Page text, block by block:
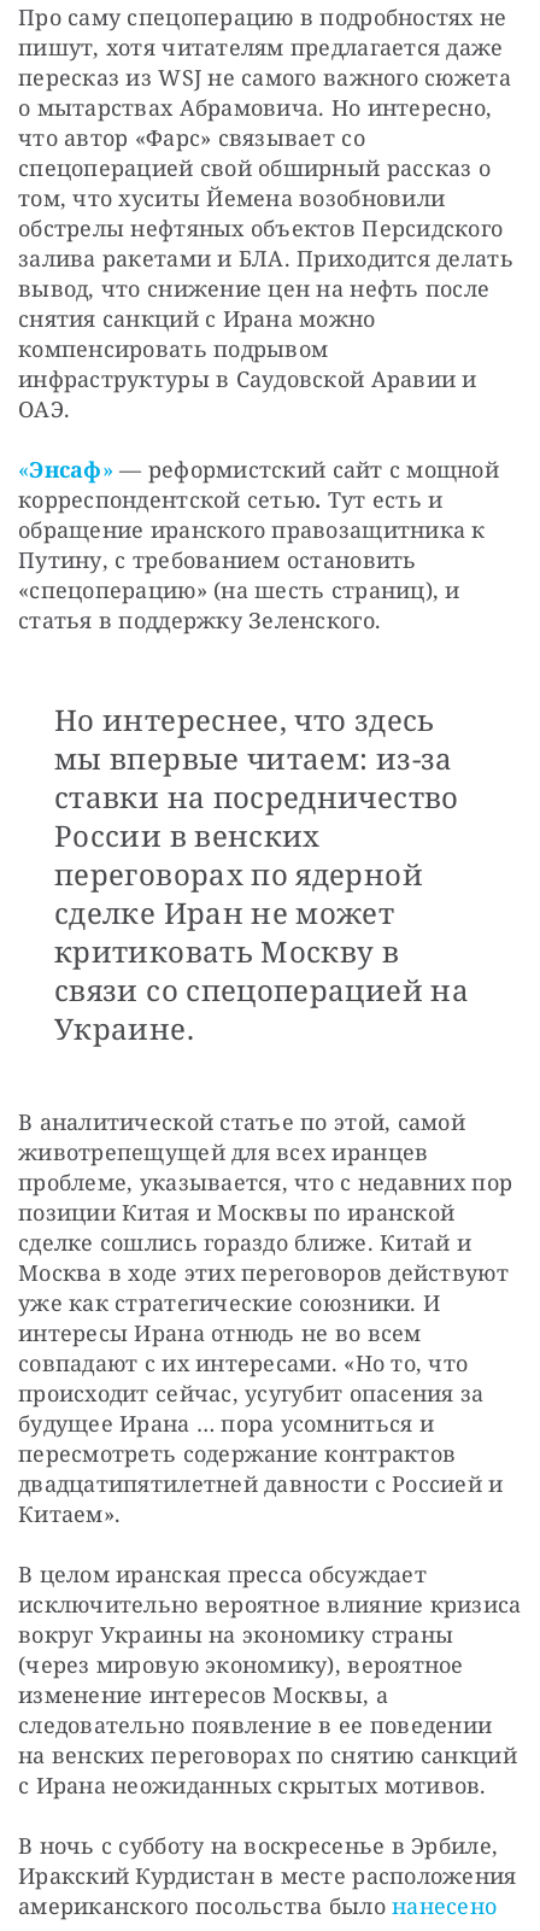
Про саму спецоперацию в подробностях не
пишут, хотя читателям предлагается даже
пересказ из WSJ не самого важного сюжета
о мытарствах Абрамовича. Но интересно,
что автор «Фарс» связывает со
спецоперацией свой обширный рассказ о
том, что хуситы Йемена возобновили
обстрелы нефтяных объектов Персидского
залива ракетами и БЛА. Приходится делать
вывод, что снижение цен на нефть после
снятия санкций с Ирана можно
компенсировать подрывом
инфраструктуры в Саудовской Аравии и
ОАЭ.
«Энсаф» — реформистский сайт с мощной
корреспондентской сетью. Тут есть и
обращение иранского правозащитника к
Путину, с требованием остановить
«спецоперацию» (на шесть страниц), и
статья в поддержку Зеленского.
Но интереснее, что здесь
мы впервые читаем: из-за
ставки на посредничество
России в венских
переговорах по ядерной
сделке Иран не может
критиковать Москву в
связи со спецоперацией на
Украине.
В аналитической статье по этой, самой
животрепещущей для всех иранцев
проблеме, указывается, что с недавних пор
позиции Китая и Москвы по иранской
сделке сошлись гораздо ближе. Китай и
Москва в ходе этих переговоров действуют
уже как стратегические союзники. И
интересы Ирана отнюдь не во всем
совпадают с их интересами. «Но то, что
происходит сейчас, усугубит опасения за
будущее Ирана … пора усомниться и
пересмотреть содержание контрактов
двадцатипятилетней давности с Россией и
Китаем».
В целом иранская пресса обсуждает
исключительно вероятное влияние кризиса
вокруг Украины на экономику страны
(через мировую экономику), вероятное
изменение интересов Москвы, а
следовательно появление в ее поведении
на венских переговорах по снятию санкций
с Ирана неожиданных скрытых мотивов.
В ночь с субботу на воскресенье в Эрбиле,
Иракский Курдистан в месте расположения
американского посольства было нанесено